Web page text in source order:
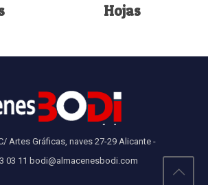
Hojas
Artes Gráficas, naves 27-29 Alicante -
03 11 bodi@almacenesbodi.com